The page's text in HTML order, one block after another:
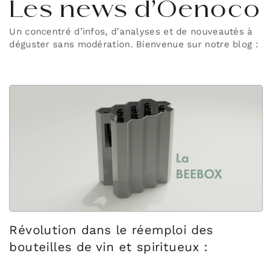
Les news d’Oenoco
Un concentré d’infos, d’analyses et de nouveautés à
déguster sans modération. Bienvenue sur notre blog :
Révolution dans le réemploi des
bouteilles de vin et spiritueux :